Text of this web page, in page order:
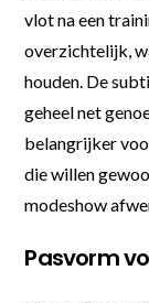
vlot na een
overzichtelijk,
houden. De
geheel net
belangrijker
die willen
modeshow
Pasvorm